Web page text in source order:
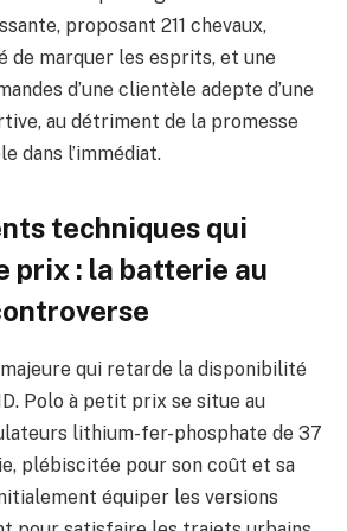
proposant 211 chevaux,
de marquer les esprits, et une
d’une clientèle adepte d’une
au détriment de la promesse
dans l’immédiat.
techniques qui
prix : la batterie au
qui retarde la disponibilité
Polo à petit prix se situe au
lithium-fer-phosphate de 37
plébiscitée pour son coût et sa
équiper les versions